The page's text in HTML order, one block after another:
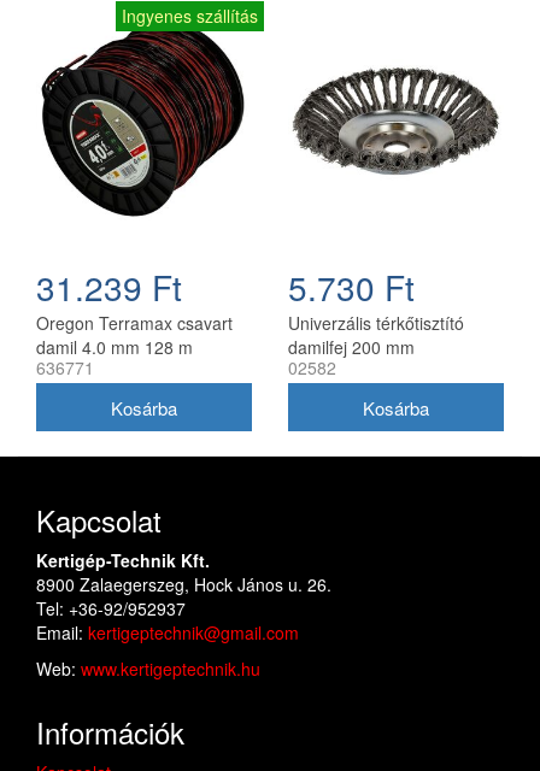
Ingyenes szállítás
31.239 Ft
Oregon Terramax csavart
damil 4.0 mm 128 m
636771
5.730 Ft
Univerzális térkőtisztító
damilfej 200 mm
utángyártott, 25 mm belső
02582
Kapcsolat
Kertigép-Technik Kft.
8900 Zalaegerszeg, Hock János u. 26.
Tel: +36-92/952937
Email: kertigeptechnik@gmail.com
Web: www.kertigeptechnik.hu
Információk